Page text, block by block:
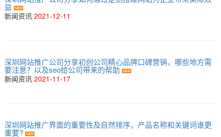
益
新闻资讯 2021-12-11
深圳网站推广公司分享初创公司精心品牌口碑营销，哪些地方需
要注意？以及seo给公司带来的帮助
新闻资讯 2021-11-17
深圳网站推广界面的重要性及自然排序，产品名称和关键词谁更
重要?